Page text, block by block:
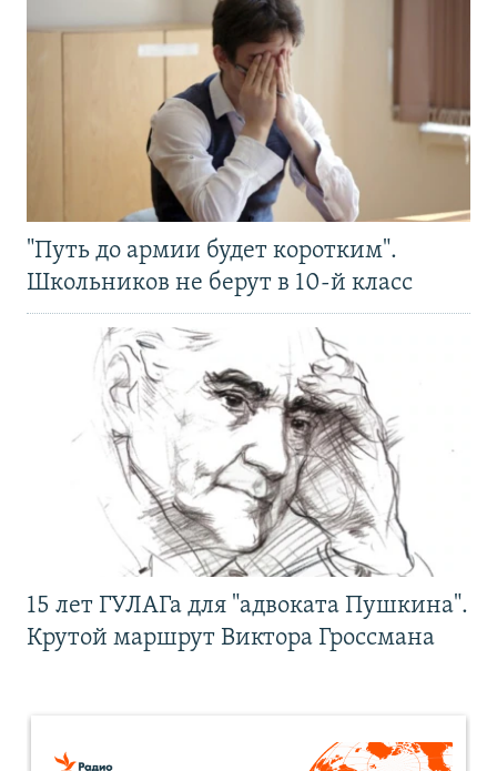
"Путь до армии будет коротким".
Школьников не берут в 10-й класс
15 лет ГУЛАГа для "адвоката Пушкина".
Крутой маршрут Виктора Гроссмана